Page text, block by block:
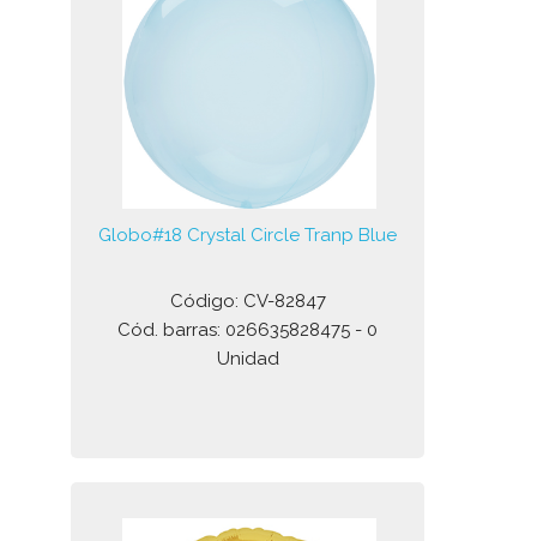
Globo#18 Crystal Circle Tranp Blue
Código: CV-82847
Cód. barras: 026635828475 - 0
Unidad